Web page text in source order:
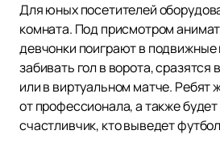
Для юных посетителей
комната. Под присмотром
девчонки поиграют в подвижные
забивать гол в ворота,
или в виртуальном матче. Ребят
от профессионала, а также
счастливчик, кто выведет